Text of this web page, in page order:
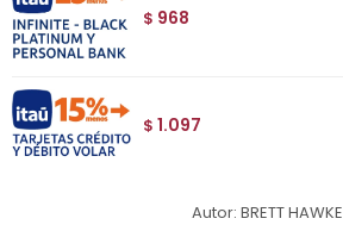
$ 968
$ 1.097
Autor: BRETT HAWKE